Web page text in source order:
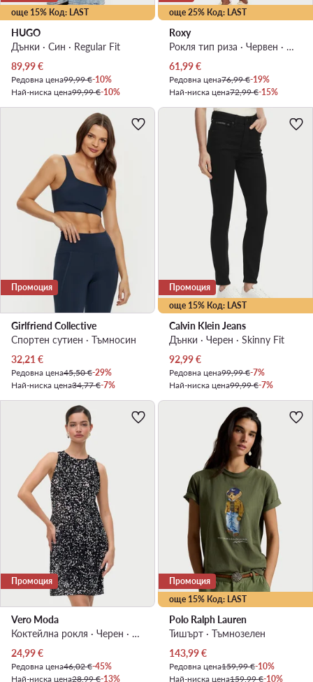
още 15% Код: LAST
HUGO
Дънки · Син · Regular Fit
Актуална цена
89,99€
Редовна цена99,99 €-10%
Най-ниска цена99,99 €-10%
още 25% Код: LAST
Roxy
Рокля тип риза · Червен · Миди
Актуална цена
61,99€
Редовна цена76,99 €-19%
Най-ниска цена72,99 €-15%
Промоция
Girlfriend Collective
Спортен сутиен · Тъмносин
Актуална цена
32,21 €
Редовна цена45,50 €-29%
Най-ниска цена34,77 €-7%
още 15% Код: LAST
Промоция
Calvin Klein Jeans
Дънки · Черен · Skinny Fit
Актуална цена
92,99€
Редовна цена99,99 €-7%
Най-ниска цена99,99 €-7%
Промоция
Vero Moda
Коктейлна рокля · Черен · Мини
Актуална цена
24,99€
Редовна цена46,02 €-45%
Най-ниска цена28,99 €-13%
още 15% Код: LAST
Промоция
Polo Ralph Lauren
Тишърт · Тъмнозелен
Актуална цена
143,99€
Редовна цена159,99 €-10%
Най-ниска цена159,99 €-10%